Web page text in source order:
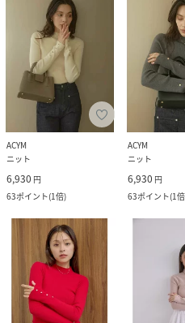
ACYM
ニット
6,930 円
63ポイント(1倍)
ACYM
ニット
6,930 円
63ポイント(1倍